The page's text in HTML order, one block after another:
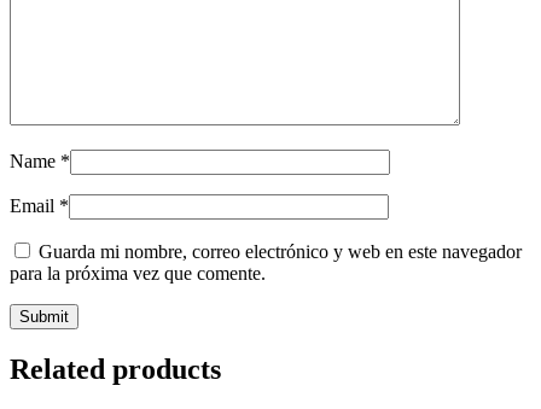
Name *
Email *
Guarda mi nombre, correo electrónico y web en este navegador
para la próxima vez que comente.
Related products